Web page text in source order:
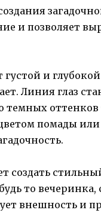
и позволяет
и
Линия глаз
темных
помады или
создать
то
внешность и